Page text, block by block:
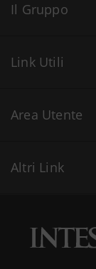
Il Gruppo
Link Utili
Area Utente
Altri Link